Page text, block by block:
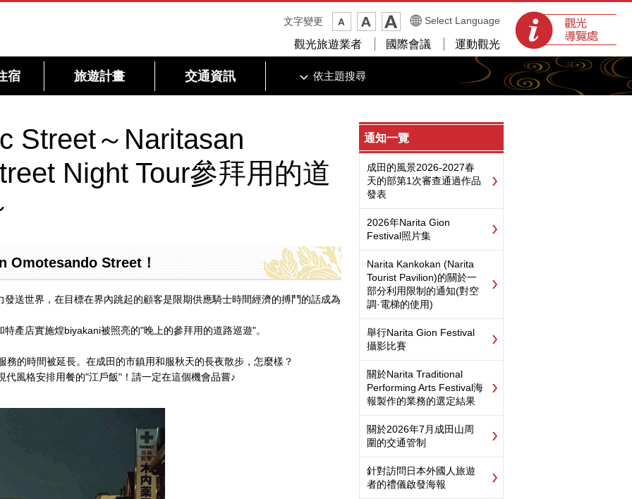
觀光導覽處
文字變更 Select Language
觀光旅遊業者 國際會議 運動觀光
宿 旅遊計畫 交通資訊 依主題搜尋
Street～Naritasan
Night Tour參拜用的道
Omotesando Street！
送世界，在目標在界內跳起的顧客是限期供應騎士時間經濟的搏鬥的話成為
產店實施煌biyakani被照亮的"晚上的參拜用的道路巡遊"。
務的時間被延長。在成田的市鎮用和服秋天的長夜散步，怎麼樣？
風格安排用餐的"江戶飯"！請一定在這個機會品嘗♪
通知一覽
成田的風景2026-2027春
天的部第1次審查通過作品
發表
2026年Narita Gion
Festival照片集
Narita Kankokan (Narita
Tourist Pavilion)的關於一
部分利用限制的通知(對空
調·電梯的使用)
舉行Narita Gion Festival
攝影比賽
關於Narita Traditional
Performing Arts Festival海
報製作的業務的選定結果
關於2026年7月成田山周
圍的交通管制
針對訪問日本外國人旅遊
者的禮儀啟發海報